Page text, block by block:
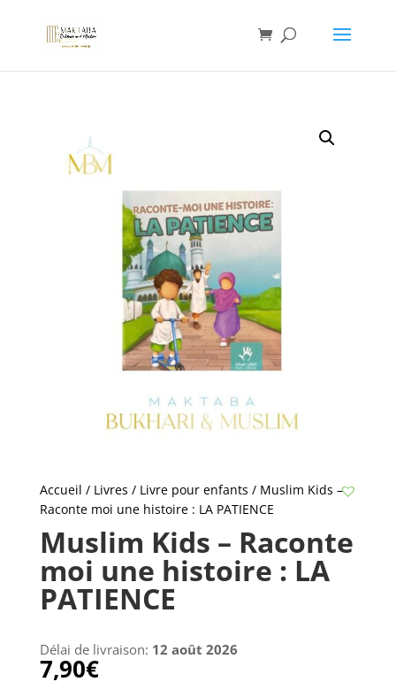
Accueil / Livres / Livre pour enfants / Muslim Kids –
Raconte moi une histoire : LA PATIENCE
Muslim Kids – Raconte
moi une histoire : LA
PATIENCE
Délai de livraison: 12 août 2026
7,90€